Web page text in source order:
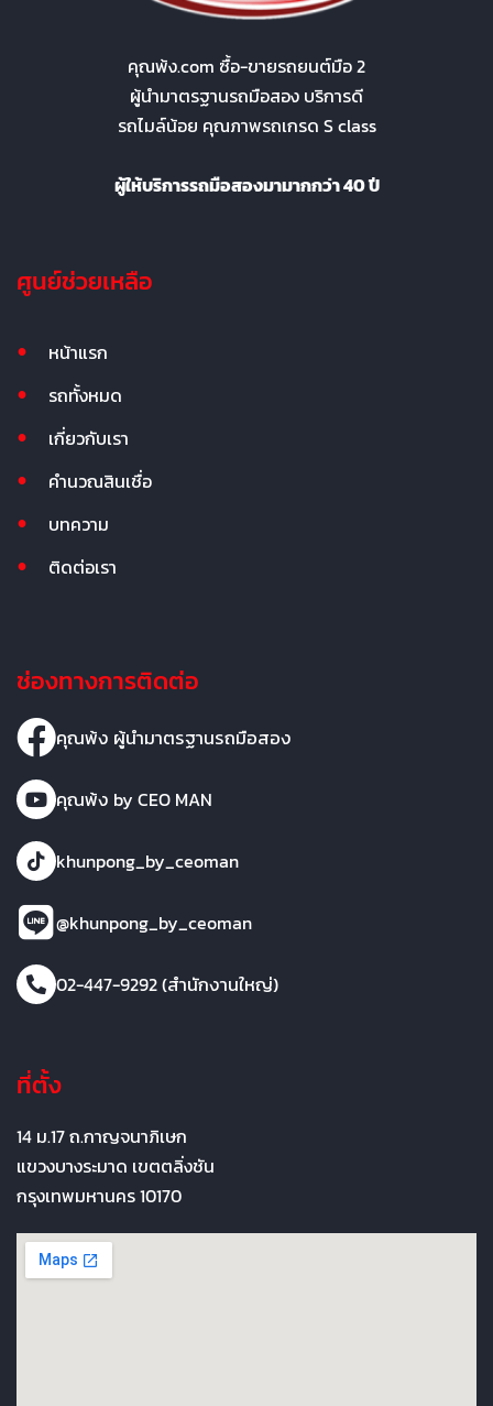
คุณพ้ง.com ซื้อ-ขายรถยนต์มือ 2
ผู้นำมาตรฐานรถมือสอง บริการดี
รถไมล์น้อย คุณภาพรถเกรด S class
ผู้ให้บริการรถมือสองมามากกว่า 40 ปี
ศูนย์ช่วยเหลือ
หน้าแรก
รถทั้งหมด
เกี่ยวกับเรา
คำนวณสินเชื่อ
บทความ
ติดต่อเรา
ช่องทางการติดต่อ
คุณพ้ง ผู้นำมาตรฐานรถมือสอง
คุณพ้ง by CEO MAN
khunpong_by_ceoman
@khunpong_by_ceoman
02-447-9292 (สำนักงานใหญ่)
ที่ตั้ง
14 ม.17 ถ.กาญจนาภิเษก
แขวงบางระมาด เขตตลิ่งชัน
กรุงเทพมหานคร 10170